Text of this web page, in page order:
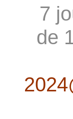
7
de